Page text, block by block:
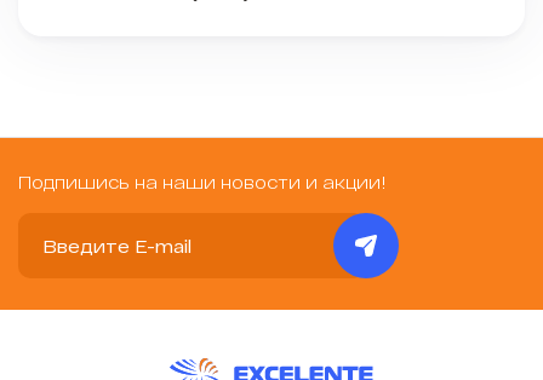
Подпишись на наши новости и акции!